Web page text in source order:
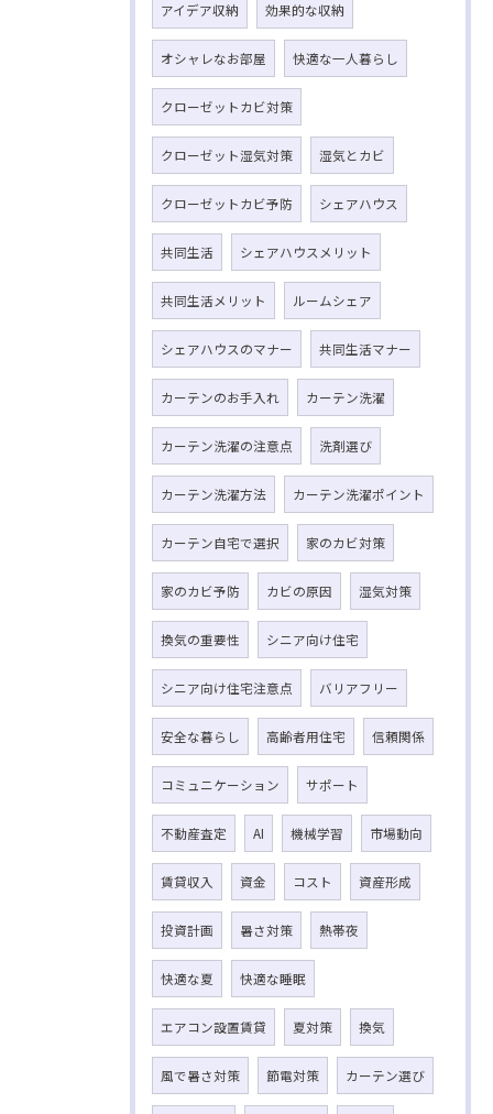
アイデア収納 効果的な収納
オシャレなお部屋 快適な一人暮らし
クローゼットカビ対策
クローゼット湿気対策 湿気とカビ
クローゼットカビ予防 シェアハウス
共同生活 シェアハウスメリット
共同生活メリット ルームシェア
シェアハウスのマナー 共同生活マナー
カーテンのお手入れ カーテン洗濯
カーテン洗濯の注意点 洗剤選び
カーテン洗濯方法 カーテン洗濯ポイント
カーテン自宅で選択 家のカビ対策
家のカビ予防 カビの原因 湿気対策
換気の重要性 シニア向け住宅
シニア向け住宅注意点 バリアフリー
安全な暮らし 高齢者用住宅 信頼関係
コミュニケーション サポート
不動産査定 AI 機械学習 市場動向
賃貸収入 資金 コスト 資産形成
投資計画 暑さ対策 熱帯夜
快適な夏 快適な睡眠
エアコン設置賃貸 夏対策 換気
風で暑さ対策 節電対策 カーテン選び